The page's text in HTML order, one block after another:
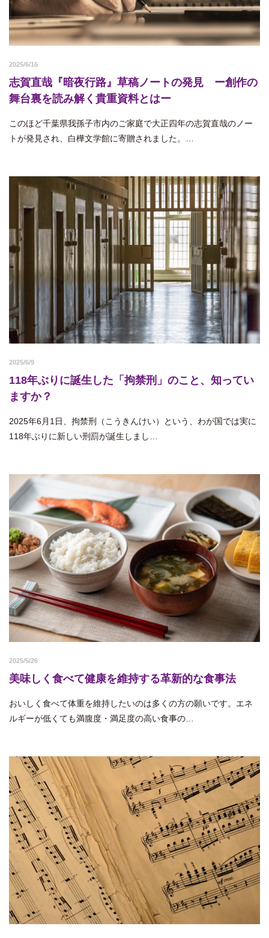
2025/6/16
志賀直哉『暗夜行路』草稿ノートの発見 ー創作の
舞台裏を読み解く貴重資料とはー
このほど千葉県我孫子市内のご家庭で大正四年の志賀直哉のノー
トが発見され、白樺文学館に寄贈されました。…
2025/6/9
118年ぶりに誕生した「拘禁刑」のこと、知ってい
ますか？
2025年6月1日、拘禁刑（こうきんけい）という、わが国では実に
118年ぶりに新しい刑罰が誕生しまし…
2025/5/26
美味しく食べて健康を維持する革新的な食事法
おいしく食べて体重を維持したいのは多くの方の願いです。エネ
ルギーが低くても満腹度・満足度の高い食事の…